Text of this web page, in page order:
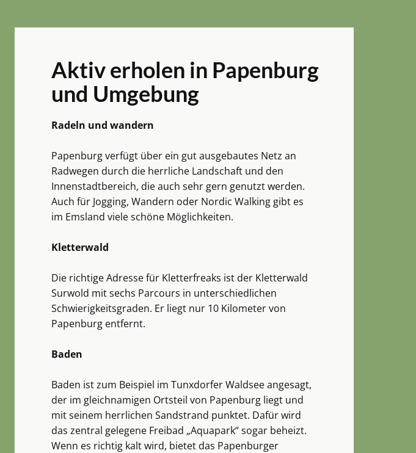
Aktiv erholen in Papenburg
und Umgebung
Radeln und wandern
Papenburg verfügt über ein gut ausgebautes Netz an
Radwegen durch die herrliche Landschaft und den
Innenstadtbereich, die auch sehr gern genutzt werden.
Auch für Jogging, Wandern oder Nordic Walking gibt es
im Emsland viele schöne Möglichkeiten.
Kletterwald
Die richtige Adresse für Kletterfreaks ist der Kletterwald
Surwold mit sechs Parcours in unterschiedlichen
Schwierigkeitsgraden. Er liegt nur 10 Kilometer von
Papenburg entfernt.
Baden
Baden ist zum Beispiel im Tunxdorfer Waldsee angesagt,
der im gleichnamigen Ortsteil von Papenburg liegt und
mit seinem herrlichen Sandstrand punktet. Dafür wird
das zentral gelegene Freibad „Aquapark“ sogar beheizt.
Wenn es richtig kalt wird, bietet das Papenburger